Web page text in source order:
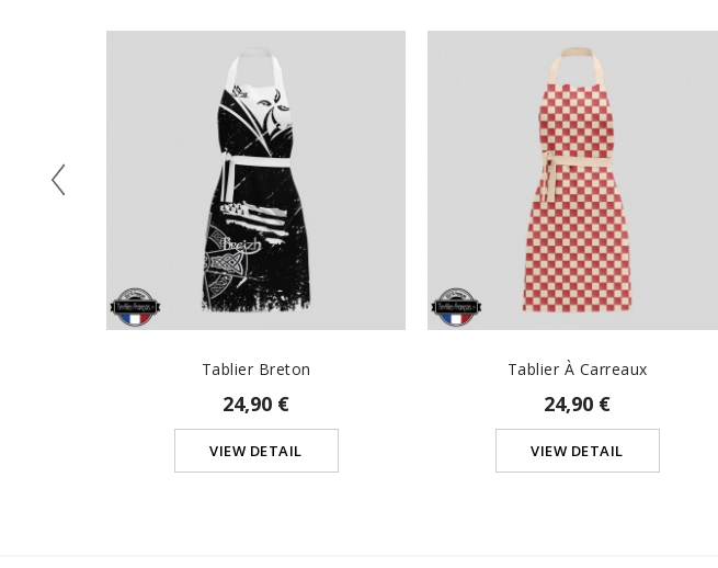
Tablier Breton
24,90 €
VIEW DETAIL
Tablier À Carreaux
24,90 €
VIEW DETAIL